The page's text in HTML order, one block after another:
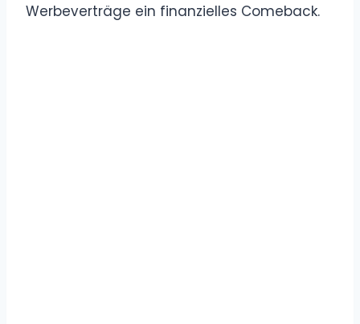
Werbeverträge ein finanzielles Comeback.